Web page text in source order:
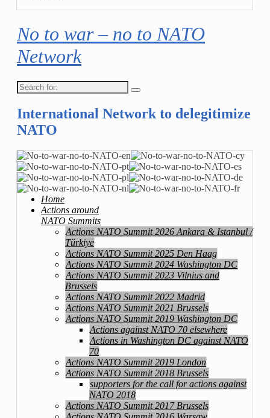
No to war – no to NATO
Network
Search
for:
International Network to delegitimize
NATO
Home
Actions around
NATO Summits
Actions NATO Summit 2026 Ankara & Istanbul /
Türkiye
Actions NATO Summit 2025 Den Haag
Actions NATO Summit 2024 Washington DC
Actions NATO Summit 2023 Vilnius and
Brussels
Actions NATO Summit 2022 Madrid
Actions NATO Summit 2021 Brussels
Actions NATO Summit 2019 Washington DC
Actions against NATO 70 elsewhere
Actions in Washington DC against NATO
70
Actions NATO Summit 2019 London
Actions NATO Summit 2018 Brussels
supporters for the call for actions against
NATO 2018
Actions NATO Summit 2017 Brussels